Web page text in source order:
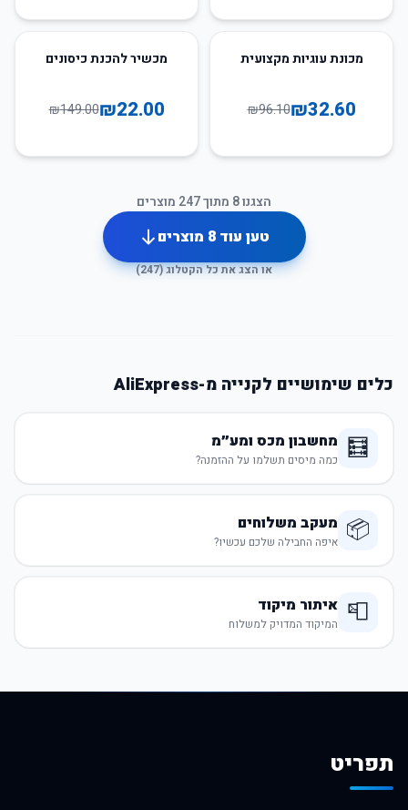
66
מכונת עוגיות מקצועית
₪32.60
₪96.10
85
מכשיר להכנת כיסונים
₪22.00
₪149.00
הצגנו8 מתוך247 מוצרים
טען עוד8 מוצרים
או הצג את כל הקטלוג (247
)
כלים שימושיים לקנייה מ-AliExpress
🧮 מחשבון מכס ומע״מ
כמה מיסים תשלמו על ההזמנה?
📦 מעקב משלוחים
איפה החבילה שלכם עכשיו?
📮 איתור מיקוד
המיקוד המדויק למשלוח
תפריט